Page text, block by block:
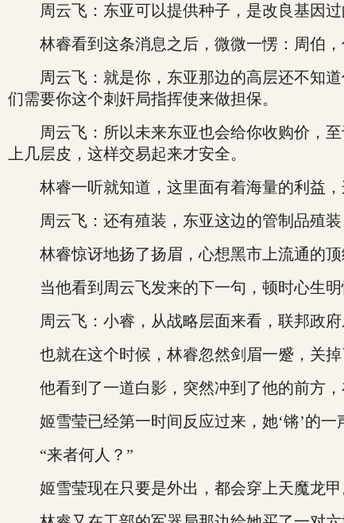
周云飞：东亚可以提供种子，是改良基因过
林睿看到这条消息之后，微微一愣：周伯，
周云飞：就是你，东亚那边的高层还不知道
们需要你这个刺奸局指挥使来做担保。
周云飞：所以未来东亚也会给你收购价，至
上几层皮，这样交易起来才安全。
林睿一听就知道，这里面有着海量的利益，
周云飞：还有殖装，东亚这边的管制品殖装
林睿惊讶地扬了扬眉，心想黑市上流通的顶
当他看到周云飞发来的下一句，顿时心生明
周云飞：小睿，从战略层面来看，联邦政府
也就在这个时候，林睿忽然剑眉一蹙，关掉
他看到了一道白影，突然冲到了他的前方，
姬雪莹已经第一时间反应过来，她‘锵’的一
“来者何人？”
姬雪莹现在只要是外出，都会穿上天魔龙甲